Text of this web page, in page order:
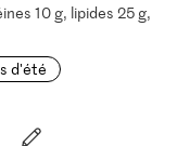
10 g, lipides 25 g,
d'été